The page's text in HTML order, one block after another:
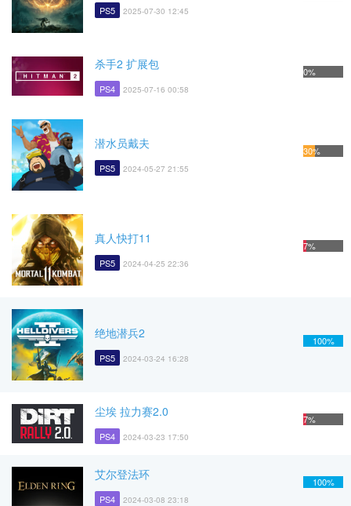
PS5 2025-07-30 12:45
杀手2 扩展包
PS4 2025-07-16 00:58
0%
潜水员戴夫
PS5 2024-05-27 21:55
30%
真人快打11
PS5 2024-04-25 22:36
7%
绝地潜兵2
PS5 2024-03-24 16:28
100%
尘埃 拉力赛2.0
PS4 2024-03-23 17:50
7%
艾尔登法环
PS4 2024-03-08 23:18
100%